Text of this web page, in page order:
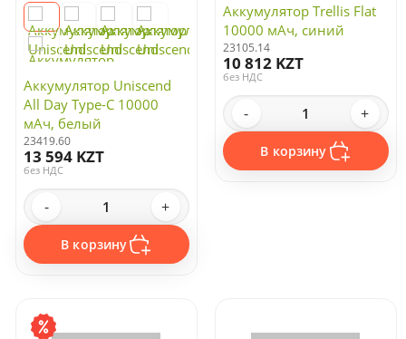
Аккумулятор Uniscend
All Day Type-C 10000
мАч, белый
23419.60
13 594 KZT
без НДС
- +
В корзину
Аккумулятор Trellis Flat
10000 мАч, синий
23105.14
10 812 KZT
без НДС
- +
В корзину